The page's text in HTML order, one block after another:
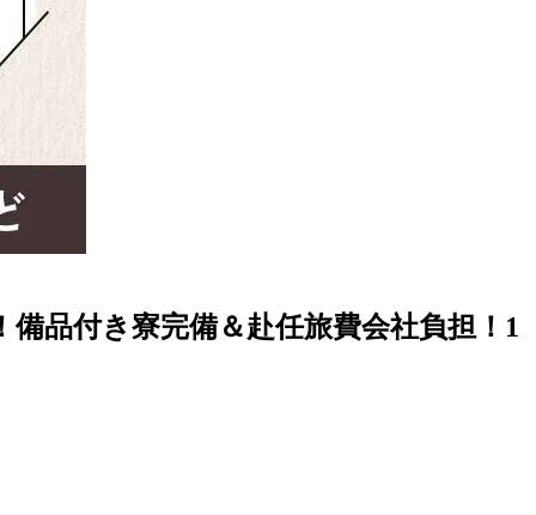
品付き寮完備＆赴任旅費会社負担！1